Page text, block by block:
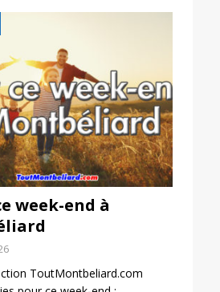
week-end à
ToutMontbeliard.com